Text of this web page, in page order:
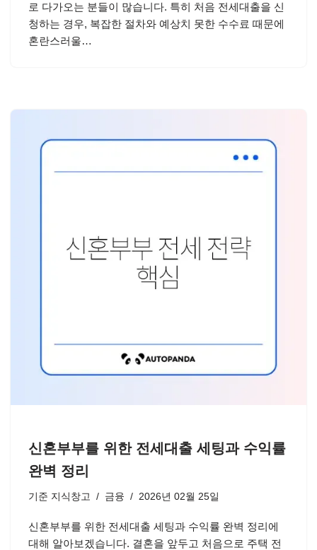
로 다가오는 분들이 많습니다. 특히 처음 전세대출을 신
청하는 경우, 복잡한 절차와 예상치 못한 수수료 때문에
혼란스러울…
신혼부부를 위한 전세대출 세팅과 수익률
완벽 정리
기준 지식창고 금융 2026년 02월 25일
신혼부부를 위한 전세대출 세팅과 수익률 완벽 정리에
대해 알아보겠습니다. 결혼을 앞두고 처음으로 주택 전